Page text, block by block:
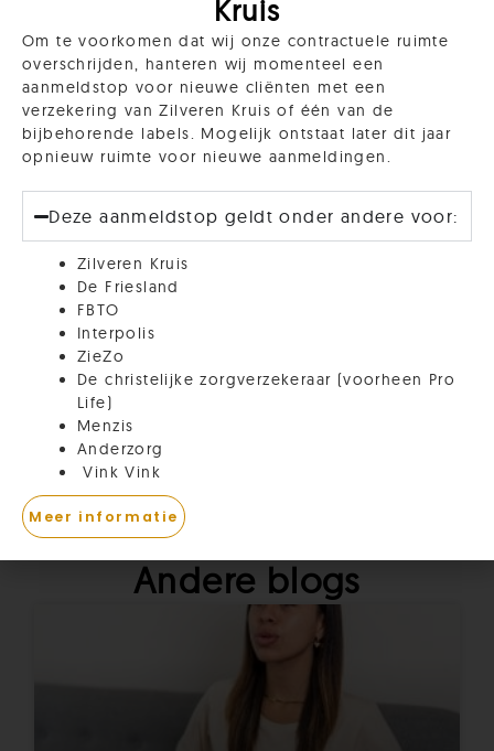
voor het hele bedrijf, inclusief trainingen op de
werkvloer? Neemcontactmet ons op voor de
mogelijkheden.
Deze blog delen?
Facebook
LinkedIn
Andere blogs
Kruis
Om te voorkomen dat wij onze contractuele ruimte
overschrijden, hanteren wij momenteel een
aanmeldstop voor nieuwe cliënten met een
verzekering van Zilveren Kruis of één van de
bijbehorende labels. Mogelijk ontstaat later dit jaar
opnieuw ruimte voor nieuwe aanmeldingen.
Deze aanmeldstop geldt onder andere voor:
Zilveren Kruis
De Friesland
FBTO
Interpolis
ZieZo
De christelijke zorgverzekeraar (voorheen Pro
Life)
Menzis
Anderzorg
Vink Vink
Meer informatie